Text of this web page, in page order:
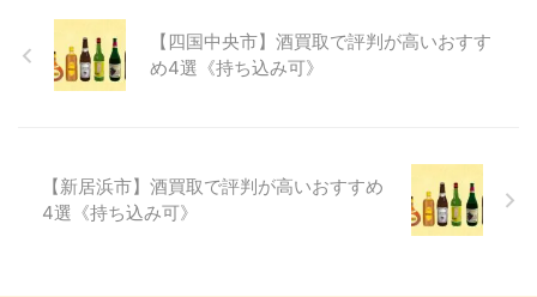
【四国中央市】酒買取で評判が高いおすす
め4選《持ち込み可》
【新居浜市】酒買取で評判が高いおすすめ
4選《持ち込み可》